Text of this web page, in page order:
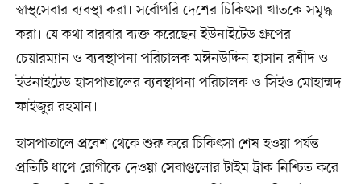
স্বাস্থসেবার ব্যবস্থা করা। সর্বোপরি দেশের চিকিৎসা খাতকে সমৃদ্ধ
করা। যে কথা বারবার ব্যক্ত করেছেন ইউনাইটেড গ্রুপের
চেয়ারম্যান ও ব্যবস্থাপনা পরিচালক মঈনউদ্দিন হাসান রশীদ ও
ইউনাইটেড হাসপাতালের ব্যবস্থাপনা পরিচালক ও সিইও মোহাম্মদ
ফাইজুর রহমান।
হাসপাতালে প্রবেশ থেকে শুরু করে চিকিৎসা শেষ হওয়া পর্যন্ত
প্রতিটি ধাপে রোগীকে দেওয়া সেবাগুলোর টাইম ট্রাক নিশ্চিত করে